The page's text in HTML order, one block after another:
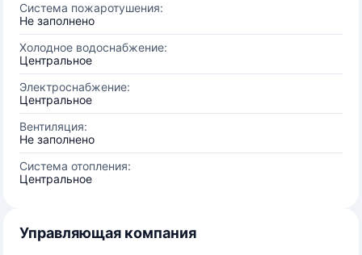
Система пожаротушения:
Не заполнено
Холодное водоснабжение:
Центральное
Электроснабжение:
Центральное
Вентиляция:
Не заполнено
Система отопления:
Центральное
Управляющая компания